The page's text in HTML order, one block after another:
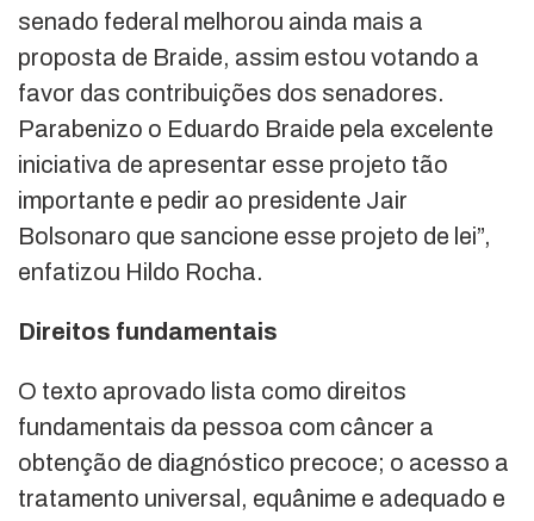
senado federal melhorou ainda mais a
proposta de Braide, assim estou votando a
favor das contribuições dos senadores.
Parabenizo o Eduardo Braide pela excelente
iniciativa de apresentar esse projeto tão
importante e pedir ao presidente Jair
Bolsonaro que sancione esse projeto de lei”,
enfatizou Hildo Rocha.
Direitos fundamentais
O texto aprovado lista como direitos
fundamentais da pessoa com câncer a
obtenção de diagnóstico precoce; o acesso a
tratamento universal, equânime e adequado e